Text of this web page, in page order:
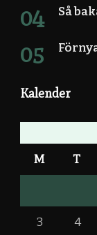
Så
Kalender
M T
3 4